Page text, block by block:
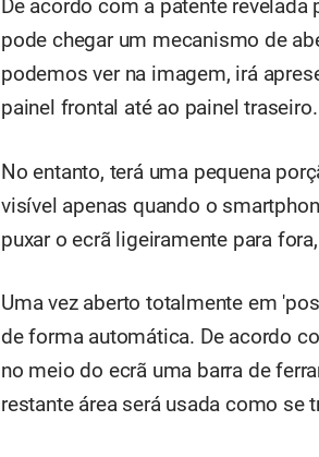
De acordo com a patente revelada
pode chegar um mecanismo de
podemos ver na imagem, irá
painel frontal até ao painel traseiro.
No entanto, terá uma pequena
visível apenas quando o
puxar o ecrã ligeiramente para
Uma vez aberto totalmente em
de forma automática. De acordo
no meio do ecrã uma barra de
restante área será usada como